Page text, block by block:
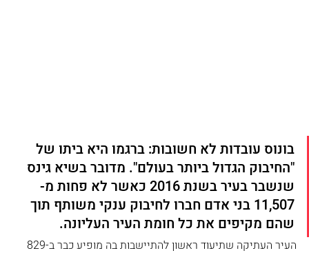
בונוס עובדות לא חשובות: ברגמו היא ביתו של
"החיבוק הגדול ביותר בעולם". מדובר בשיא גינס
שנשבר בעיר בשנת 2016 כאשר לא פחות מ-
11,507 בני אדם חברו לחיבוק ענקי משותף תוך
שהם מקיפים את כל חומת העיר העליונה.